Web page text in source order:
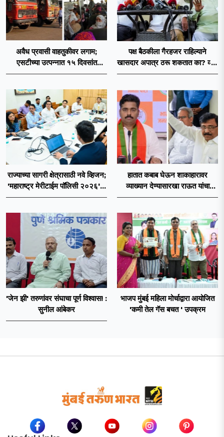
अवैध प्रवासी वाहतुकीवर लगाम;
एसटीच्या उत्पन्नात १५ दिवसांत
४३.८३ कोटींची वाढ!
पक्ष बैठकीला गैरहजर राहिल्याने
खासदार अपात्र ठरू शकतात का? व्हीप
आणि कायदा नेमकं काय सांगतो?
राज्याच्या सागरी क्षेत्रासाठी नवे व्हिजन;
'महाराष्ट्र मेरीटाईम पॉलिसी २०२६'चा
प्रस्ताव
हातात कबाब घेऊन शाकाहारावर
व्याख्यान देण्यासारखा राऊत यांचा
प्रयत्न - नवनाथ बन
'जेन झी' तरुणांवर संघाचा पूर्ण विश्वास! :
सुनील आंबेकर
भाजप मुंबई महिला मोर्चाद्वारा आयोजित
'कमी तेल गॅस बचत ' उपक्रम